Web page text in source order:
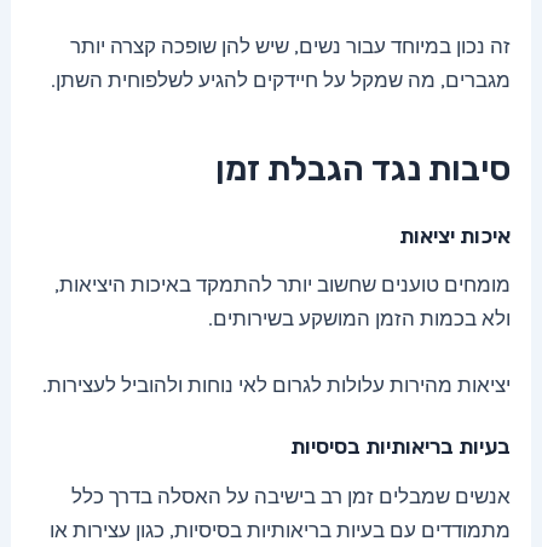
זה נכון במיוחד עבור נשים, שיש להן שופכה קצרה יותר
מגברים, מה שמקל על חיידקים להגיע לשלפוחית השתן.
סיבות נגד הגבלת זמן
איכות יציאות
מומחים טוענים שחשוב יותר להתמקד באיכות היציאות,
ולא בכמות הזמן המושקע בשירותים.
יציאות מהירות עלולות לגרום לאי נוחות ולהוביל לעצירות.
בעיות בריאותיות בסיסיות
אנשים שמבלים זמן רב בישיבה על האסלה בדרך כלל
מתמודדים עם בעיות בריאותיות בסיסיות, כגון עצירות או